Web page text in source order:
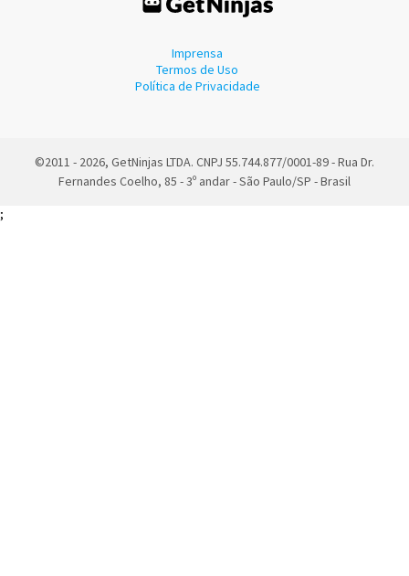
Imprensa
Termos de Uso
Política de Privacidade
©2011 - 2026, GetNinjas LTDA. CNPJ 55.744.877/0001-89 - Rua Dr.
Fernandes Coelho, 85 - 3º andar - São Paulo/SP - Brasil
;